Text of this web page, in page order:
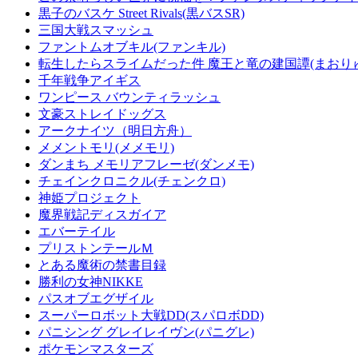
黒子のバスケ Street Rivals(黒バスSR)
三国大戦スマッシュ
ファントムオブキル(ファンキル)
転生したらスライムだった件 魔王と竜の建国譚(まおり
千年戦争アイギス
ワンピース バウンティラッシュ
文豪ストレイドッグス
アークナイツ（明日方舟）
メメントモリ(メメモリ)
ダンまち メモリアフレーゼ(ダンメモ)
チェインクロニクル(チェンクロ)
神姫プロジェクト
魔界戦記ディスガイア
エバーテイル
プリストンテールＭ
とある魔術の禁書目録
勝利の女神NIKKE
パスオブエグザイル
スーパーロボット大戦DD(スパロボDD)
パニシング グレイレイヴン(パニグレ)
ポケモンマスターズ